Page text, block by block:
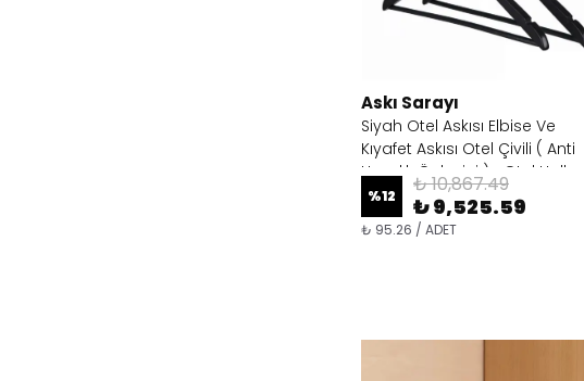
Askı Sarayı
Siyah Otel Askısı Elbise Ve
Kıyafet Askısı Otel Çivili ( Anti
Hırsızlık Önleyici )+ Otel Halkası
Dahil
%12 ₺ 10,867.49
₺ 9,525.59
₺ 95.26 / ADET